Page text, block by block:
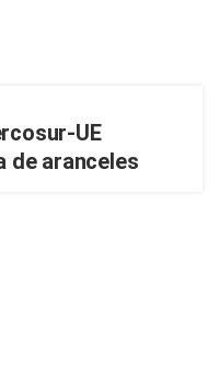
UE
de aranceles